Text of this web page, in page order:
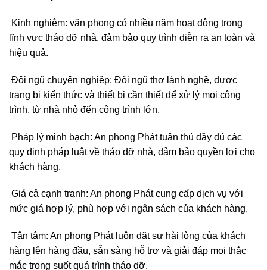
Kinh nghiệm: văn phong có nhiều năm hoạt động trong
lĩnh vực tháo dỡ nhà, đảm bảo quy trình diễn ra an toàn và
hiệu quả.
Đội ngũ chuyên nghiệp: Đội ngũ thợ lành nghề, được
trang bị kiến thức và thiết bị cần thiết để xử lý mọi công
trình, từ nhà nhỏ đến công trình lớn.
Pháp lý minh bạch: An phong Phát tuân thủ đầy đủ các
quy định pháp luật về tháo dỡ nhà, đảm bảo quyền lợi cho
khách hàng.
Giá cả cạnh tranh: An phong Phát cung cấp dịch vụ với
mức giá hợp lý, phù hợp với ngân sách của khách hàng.
Tận tâm: An phong Phát luôn đặt sự hài lòng của khách
hàng lên hàng đầu, sẵn sàng hỗ trợ và giải đáp mọi thắc
mắc trong suốt quá trình tháo dỡ.